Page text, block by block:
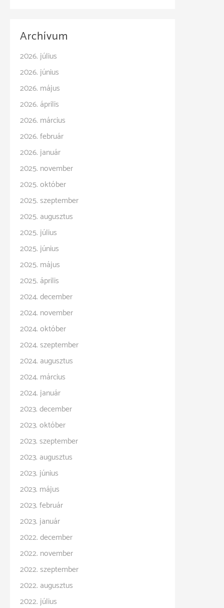
Archívum
2026. július
2026. június
2026. május
2026. április
2026. március
2026. február
2026. január
2025. november
2025. október
2025. szeptember
2025. augusztus
2025. július
2025. június
2025. május
2025. április
2024. december
2024. november
2024. október
2024. szeptember
2024. augusztus
2024. március
2024. január
2023. december
2023. október
2023. szeptember
2023. augusztus
2023. június
2023. május
2023. február
2023. január
2022. december
2022. november
2022. szeptember
2022. augusztus
2022. július